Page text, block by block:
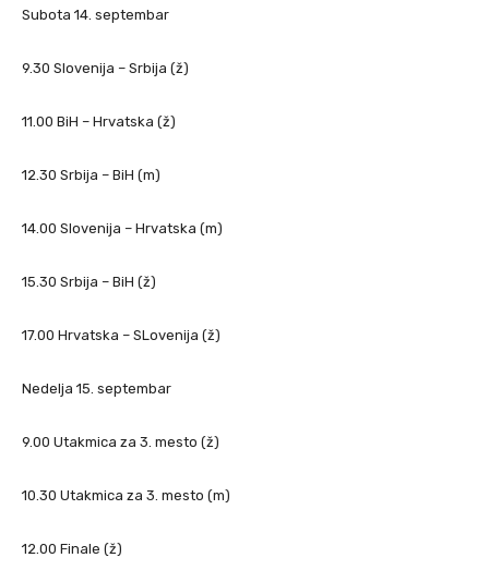
Subota 14. septembar
9.30 Slovenija – Srbija (ž)
11.00 BiH – Hrvatska (ž)
12.30 Srbija – BiH (m)
14.00 Slovenija – Hrvatska (m)
15.30 Srbija – BiH (ž)
17.00 Hrvatska – SLovenija (ž)
Nedelja 15. septembar
9.00 Utakmica za 3. mesto (ž)
10.30 Utakmica za 3. mesto (m)
12.00 Finale (ž)